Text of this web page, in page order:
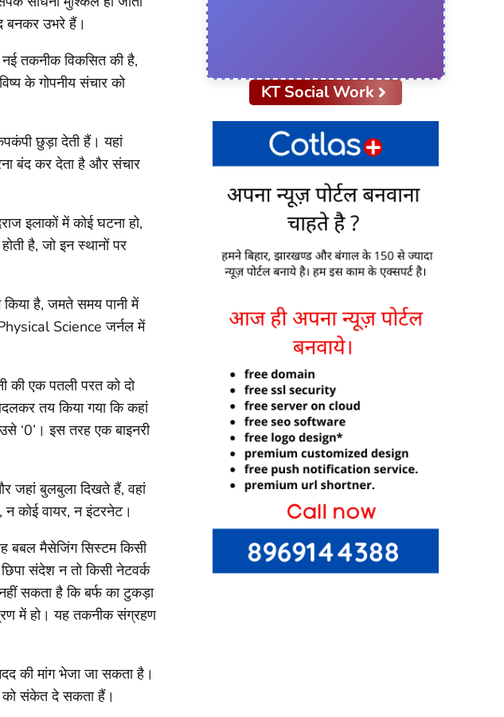
बनकर उभरे हैं।
तकनीक विकसित की है,
के गोपनीय संचार को
छुड़ा देती हैं। यहां
बंद कर देता है और संचार
इलाकों में कोई घटना हो,
है, जो इन स्थानों पर
है, जमते समय पानी में
Science जर्नल में
की एक पतली परत को दो
तय किया गया कि कहां
‘0’। इस तरह एक बाइनरी
जहां बुलबुला दिखते हैं, वहां
कोई वायर, न इंटरनेट।
बबल मैसेजिंग सिस्टम किसी
संदेश न तो किसी नेटवर्क
सकता है कि बर्फ का टुकड़ा
में हो। यह तकनीक संग्रहण
की मांग भेजा जा सकता है।
को संकेत दे सकता हैं।
KT Social Work